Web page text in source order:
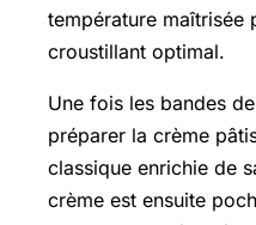
température maîtrisée
croustillant optimal.
Une fois les bandes
préparer la crème
classique enrichie de
crème est ensuite